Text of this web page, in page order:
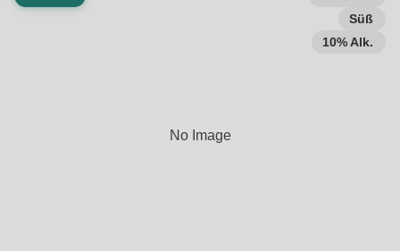
Süß
10% Alk.
No Image